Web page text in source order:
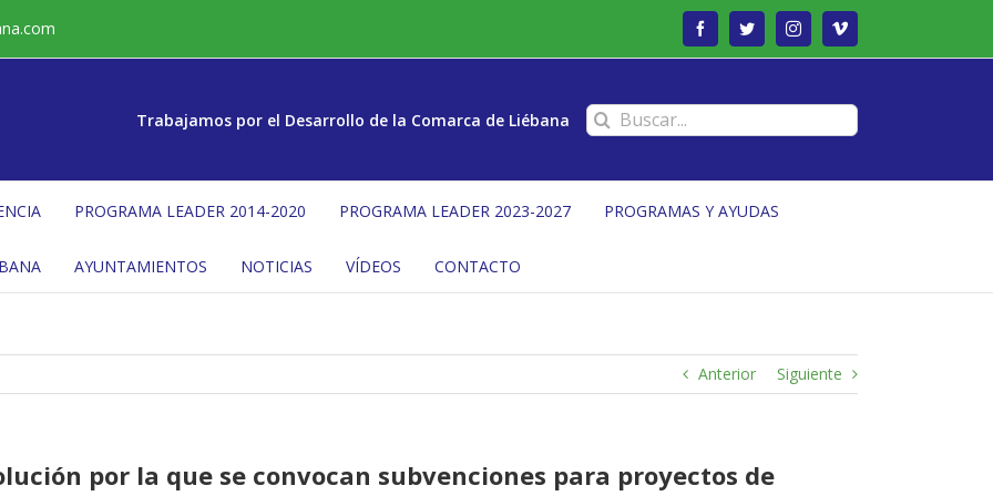
FacebookTwitterInstagramVimeo
Trabajamos por el Desarrollo de la Comarca de Liébana Buscar:
PROGRAMA LEADER 2014-2020 PROGRAMA LEADER 2023-2027 PROGRAMAS Y AYUDAS
AYUNTAMIENTOS NOTICIAS VÍDEOS CONTACTO
Anterior Siguiente
por la que se convocan subvenciones para proyectos de